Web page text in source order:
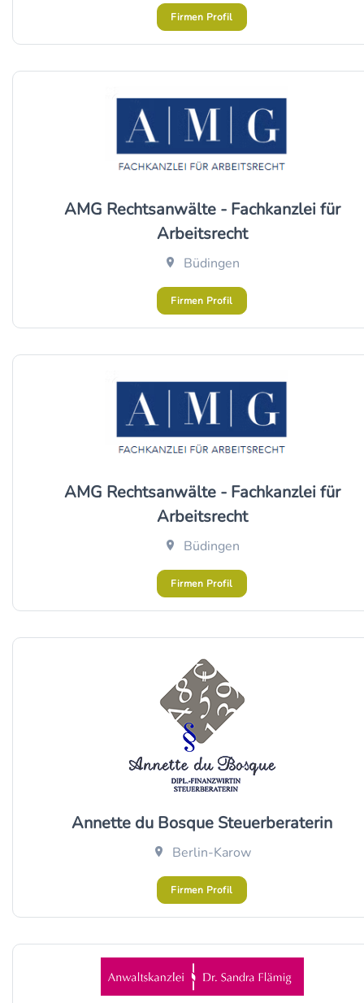
Firmen Profil
AMG Rechtsanwälte - Fachkanzlei für
Arbeitsrecht
Büdingen
Firmen Profil
AMG Rechtsanwälte - Fachkanzlei für
Arbeitsrecht
Büdingen
Firmen Profil
Annette du Bosque Steuerberaterin
Berlin-Karow
Firmen Profil